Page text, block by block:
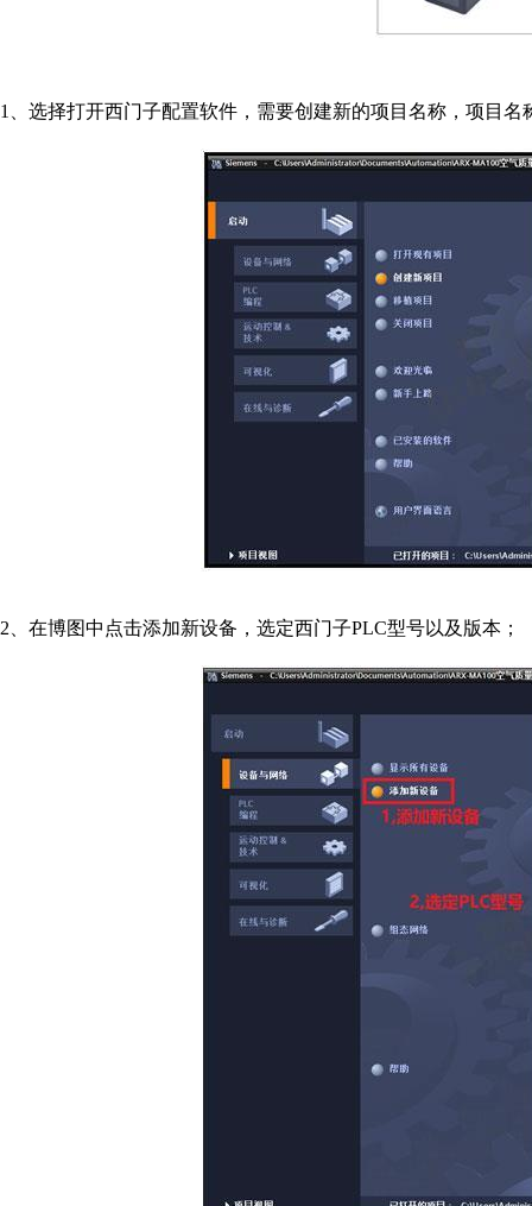
1 、选择打开西门子配置软件，需要创建新的项目名称，项目
2 、在博图中点击添加新设备，选定西门子PLC型号以及版本；